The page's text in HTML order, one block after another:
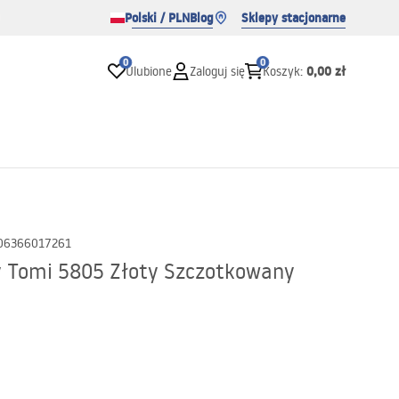
Polski / PLNBlog Sklepy stacjonarne
0
Ulubione Zaloguj się
0
Koszyk: 0,00 zł
Tomi 5805 Złoty Szczotkowany